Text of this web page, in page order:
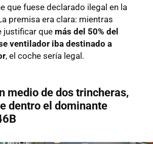
que fuese declarado ilegal en la
premisa era clara: mientras
justificar que más del 50% del
ventilador iba destinado a
, el coche sería legal.
medio de dos trincheras,
dentro el dominante